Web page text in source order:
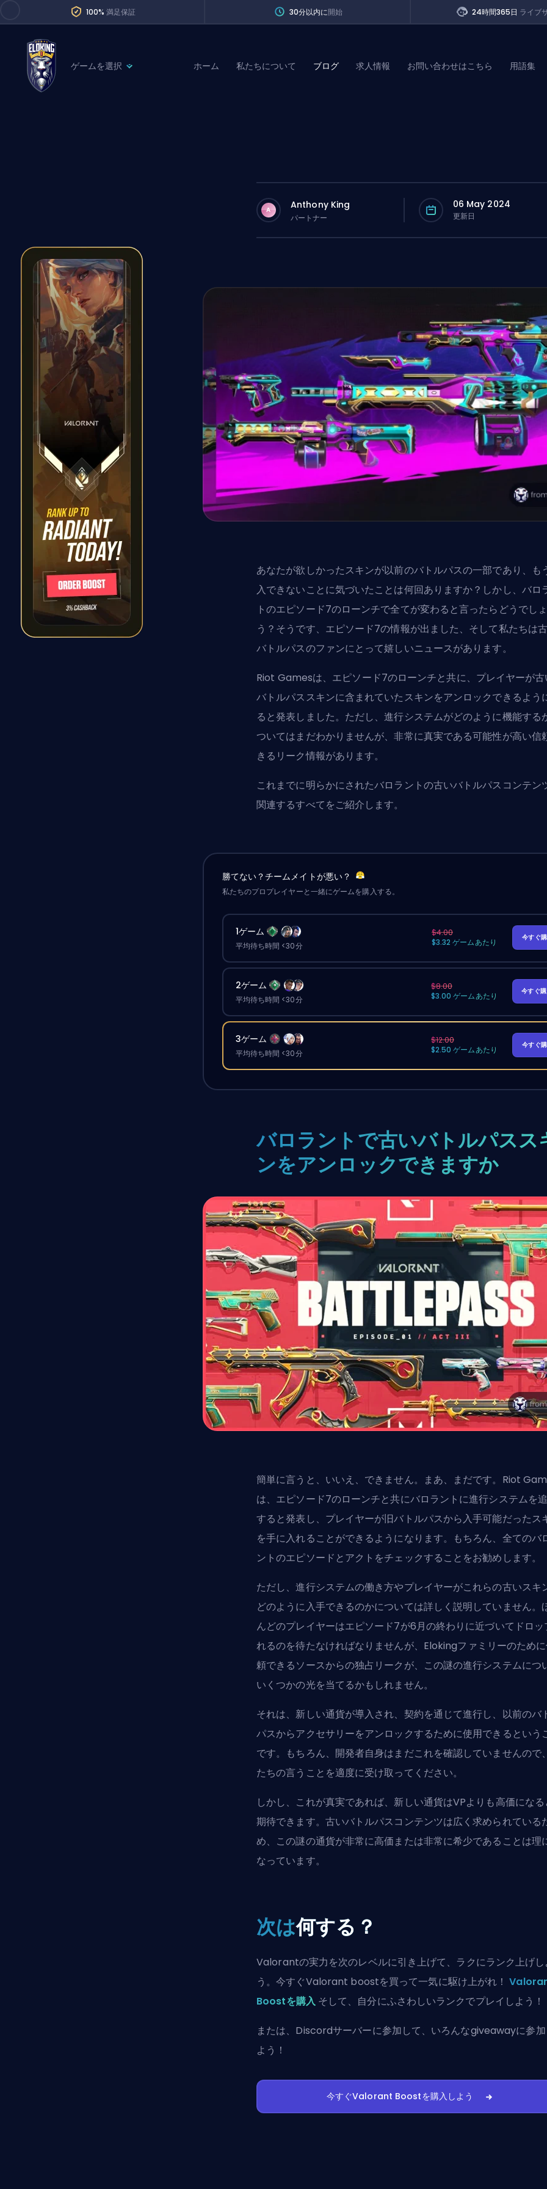
100% 満足保証 30分以内に開始 24時間365日 ライブ
ゲームを選択
Path of Exile 2
ホーム 私たちについて ブログ 求人情報 お問い合わせはこちら 用語集
A Anthony King
パートナー
06 May 2024
更新日
あなたが欲しかったスキンが以前のバトルパスの一部であり、も
入できないことに気づいたことは何回ありますか？しかし、バロ
トのエピソード7のローンチで全てが変わると言ったらどうでし
う？そうです、エピソード7の情報が出ました、そして私たちは
バトルパスのファンにとって嬉しいニュースがあります。
Riot Gamesは、エピソード7のローンチと共に、プレイヤーが
バトルパススキンに含まれていたスキンをアンロックできるよう
ると発表しました。ただし、進行システムがどのように機能する
ついてはまだわかりませんが、非常に真実である可能性が高い信
きるリーク情報があります。
これまでに明らかにされたバロラントの古いバトルパスコンテン
関連するすべてをご紹介します。
勝てない？チームメイトが悪い？
私たちのプロプレイヤーと一緒にゲームを購入する。
1ゲーム
平均待ち時間 <30分
$4.00
$3.32 ゲームあたり
今すぐ
2ゲーム
平均待ち時間 <30分
$8.00
$3.00 ゲームあたり
今すぐ
3ゲーム
平均待ち時間 <30分
$12.00
$2.50 ゲームあたり
今すぐ
バロラントで古いバトルパスス
ンをアンロックできますか
簡単に言うと、いいえ、できません。まあ、まだです。Riot
は、エピソード7のローンチと共にバロラントに進行システムを
すると発表し、プレイヤーが旧バトルパスから入手可能だったス
を手に入れることができるようになります。もちろん、 全てのバ
ントのエピソードとアクト をチェックすることをお勧めします。
ただし、進行システムの働き方やプレイヤーがこれらの古いスキ
どのように入手できるのかについては詳しく説明していません。
んどのプレイヤーはエピソード7が6月の終わりに近づいてドロッ
れるのを待たなければなりませんが、Elokingファミリーのため
頼できるソースからの独占リークが、この謎の進行システムにつ
いくつかの光を当てるかもしれません。
それは、新しい通貨が導入され、契約を通じて進行し、以前のバ
パスからアクセサリーをアンロックするために使用できるという
です。もちろん、開発者自身はまだこれを確認していませんので
たちの言うことを適度に受け取ってください。
しかし、これが真実であれば、新しい通貨はVPよりも高価にな
期待できます。古いバトルパスコンテンツは広く求められている
め、この謎の通貨が非常に高価または非常に希少であることは理
なっています。
次は何する？
Valorantの実力を次のレベルに引き上げて、ラクにランク上げし
う。今すぐValorant boostを買って一気に駆け上がれ！
Boostを購入そして、自分にふさわしいランクでプレイしよう！
または、 Discordサーバーに参加して、いろんなgiveawayに参
よう！
今すぐValorant Boostを購入しよう